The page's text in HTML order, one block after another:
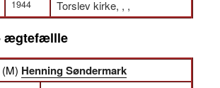
1944
Torslev kirke, , ,
ægtefællle
M) Henning Søndermark